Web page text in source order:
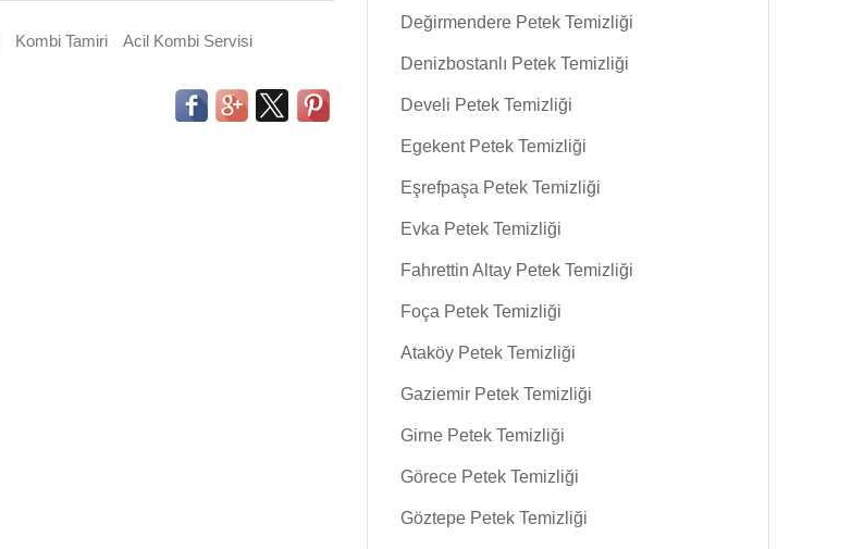
Kombi Tamiri
Acil Kombi Servisi
Değirmendere Petek Temizliği
Denizbostanlı Petek Temizliği
Develi Petek Temizliği
Egekent Petek Temizliği
Eşrefpaşa Petek Temizliği
Evka Petek Temizliği
Fahrettin Altay Petek Temizliği
Foça Petek Temizliği
Ataköy Petek Temizliği
Gaziemir Petek Temizliği
Girne Petek Temizliği
Görece Petek Temizliği
Göztepe Petek Temizliği